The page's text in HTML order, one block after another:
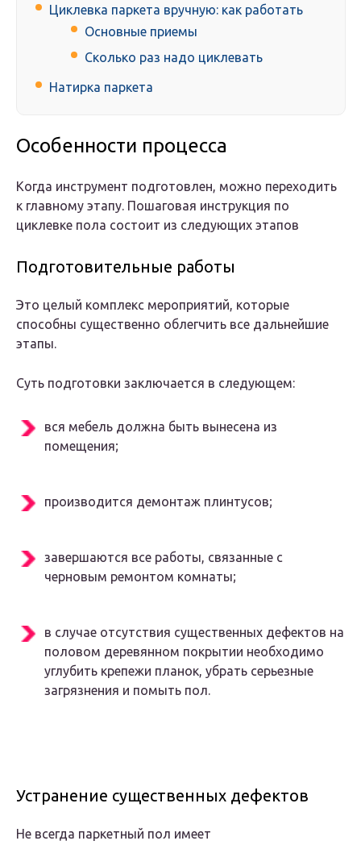
Циклевка паркета вручную: как работать
Основные приемы
Сколько раз надо циклевать
Натирка паркета
Особенности процесса
Когда инструмент подготовлен, можно переходить
к главному этапу. Пошаговая инструкция по
циклевке пола состоит из следующих этапов
Подготовительные работы
Это целый комплекс мероприятий, которые
способны существенно облегчить все дальнейшие
этапы.
Суть подготовки заключается в следующем:
вся мебель должна быть вынесена из
помещения;
производится демонтаж плинтусов;
завершаются все работы, связанные с
черновым ремонтом комнаты;
в случае отсутствия существенных дефектов на
половом деревянном покрытии необходимо
углубить крепежи планок, убрать серьезные
загрязнения и помыть пол.
Устранение существенных дефектов
Не всегда паркетный пол имеет